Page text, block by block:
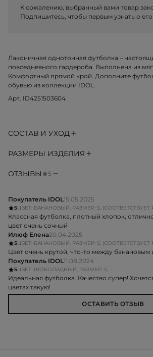
К сожалению, выбранный вами товар
Подпишитесь, чтобы первым узнать о
Лаконичная однотонная футболка –
повседневного гардероба. Выполнена из
Комфортный прямой крой. Дополните
обувью из коллекции IDOL.
Арт. ID4251503604
СОСТАВ И УХОД
РАЗМЕРЫ ИЗДЕЛИЯ
ОТЗЫВЫ 5
Покупатель IDOL15.05.2025
5ЦВЕТ: БАНАНОВЫЙ, РАЗМЕР: S, (СООТВЕТСТВУЕТ
Классная футболка, плотный хлопок,
цвет очень сочный
Илюф Елена20.04.2025
5ЦВЕТ: БАНАНОВЫЙ, РАЗМЕР: S, (СООТВЕТСТВУЕТ
Цвет очень крутой, что-то между
Покупатель IDOL11.08.2024
5ЦВЕТ: ШОКОЛАДНЫЙ, РАЗМЕР: S,
Идеальная футболка. Качество супер!
цветах такую!
ОСТАВИТЬ ОТЗЫВ